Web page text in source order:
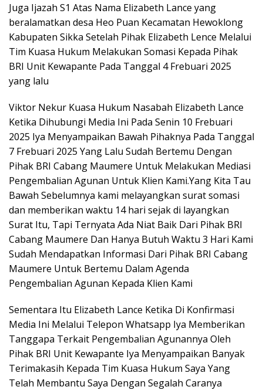
Juga Ijazah S1 Atas Nama Elizabeth Lance yang
beralamatkan desa Heo Puan Kecamatan Hewoklong
Kabupaten Sikka Setelah Pihak Elizabeth Lence Melalui
Tim Kuasa Hukum Melakukan Somasi Kepada Pihak
BRI Unit Kewapante Pada Tanggal 4 Frebuari 2025
yang lalu
Viktor Nekur Kuasa Hukum Nasabah Elizabeth Lance
Ketika Dihubungi Media Ini Pada Senin 10 Frebuari
2025 Iya Menyampaikan Bawah Pihaknya Pada Tanggal
7 Frebuari 2025 Yang Lalu Sudah Bertemu Dengan
Pihak BRI Cabang Maumere Untuk Melakukan Mediasi
Pengembalian Agunan Untuk Klien Kami.Yang Kita Tau
Bawah Sebelumnya kami melayangkan surat somasi
dan memberikan waktu 14 hari sejak di layangkan
Surat Itu, Tapi Ternyata Ada Niat Baik Dari Pihak BRI
Cabang Maumere Dan Hanya Butuh Waktu 3 Hari Kami
Sudah Mendapatkan Informasi Dari Pihak BRI Cabang
Maumere Untuk Bertemu Dalam Agenda
Pengembalian Agunan Kepada Klien Kami
Sementara Itu Elizabeth Lance Ketika Di Konfirmasi
Media Ini Melalui Telepon Whatsapp Iya Memberikan
Tanggapa Terkait Pengembalian Agunannya Oleh
Pihak BRI Unit Kewapante Iya Menyampaikan Banyak
Terimakasih Kepada Tim Kuasa Hukum Saya Yang
Telah Membantu Saya Dengan Segalah Caranya